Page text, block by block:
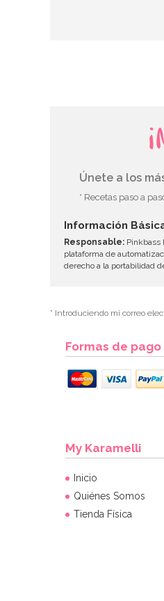
Únete a los
* Recetas paso a
Información
Responsable: Pinkbass
plataforma de
derecho a la portabilidad
* Introduciendo mi correo
Formas de pago
My Karamelli
Inicio
Quiénes Somos
Tienda Física